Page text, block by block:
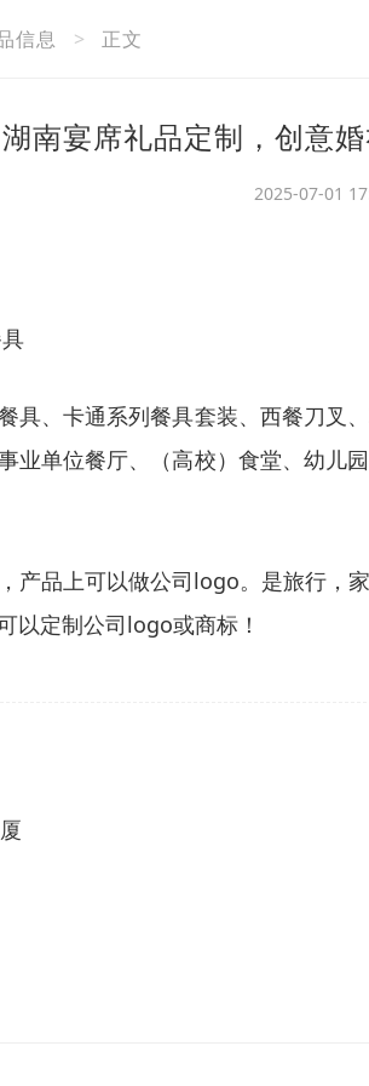
信息 > 正文
湖南宴席礼品定制，创意
2025-07-01
具、卡通系列餐具套装、西餐刀
业单位餐厅、（高校）食堂、幼
产品上可以做公司logo。是旅行，
以定制公司logo或商标！